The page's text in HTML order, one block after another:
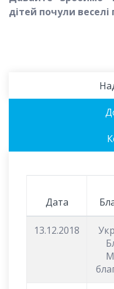
дітей почули
Дата
13.12.2018